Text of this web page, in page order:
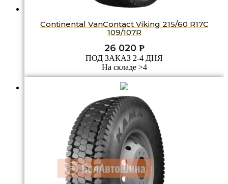
Continental VanContact Viking 215/60 R17C
109/107R
26 020 Р
ПОД ЗАКАЗ 2-4 ДНЯ
На складе >4